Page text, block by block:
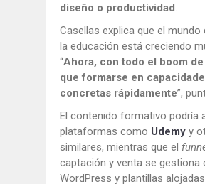
diseño o productividad.
Casellas explica que el mundo
la educación está creciendo
“Ahora, con todo el boom de
que formarse en
concretas rápidamente”,
El contenido formativo podría
plataformas como Udemy y
similares, mientras que el
captación y venta se gestiona
WordPress y plantillas